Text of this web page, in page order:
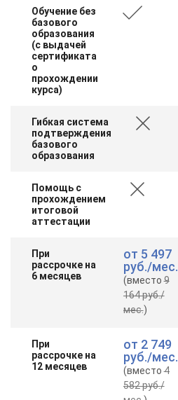
Обучение без
базового
образования
(с выдачей
сертификата
о
прохождении
курса)
Гибкая система
подтверждения
базового
образования
Помощь с
прохождением
итоговой
аттестации
При
рассрочке на
6 месяцев
от 5 497
руб./мес.
(вместо9
164 руб./
мес.)
При
рассрочке на
12 месяцев
от 2 749
руб./мес.
(вместо4
582 руб./